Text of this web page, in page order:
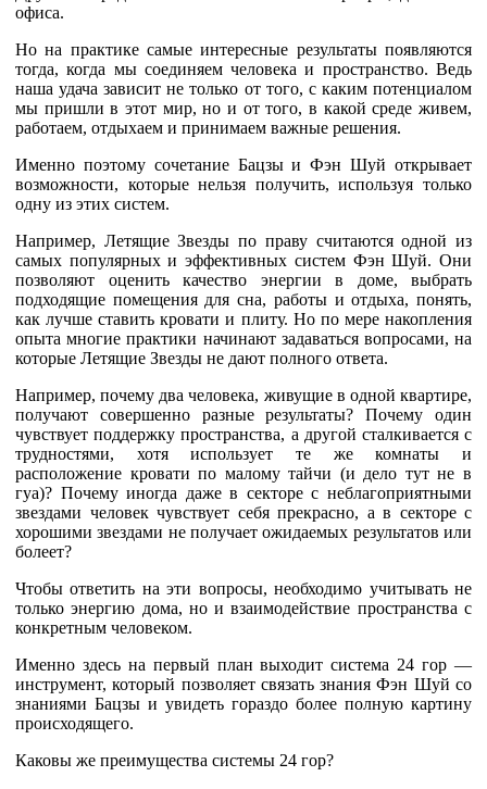
офиса.
Но на практике самые интересные результаты появляются
тогда, когда мы соединяем человека и пространство. Ведь
наша удача зависит не только от того, с каким потенциалом
мы пришли в этот мир, но и от того, в какой среде живем,
работаем, отдыхаем и принимаем важные решения.
Именно поэтому сочетание Бацзы и Фэн Шуй открывает
возможности, которые нельзя получить, используя только
одну из этих систем.
Например, Летящие Звезды по праву считаются одной из
самых популярных и эффективных систем Фэн Шуй. Они
позволяют оценить качество энергии в доме, выбрать
подходящие помещения для сна, работы и отдыха, понять,
как лучше ставить кровати и плиту. Но по мере накопления
опыта многие практики начинают задаваться вопросами, на
которые Летящие Звезды не дают полного ответа.
Например, почему два человека, живущие в одной квартире,
получают совершенно разные результаты? Почему один
чувствует поддержку пространства, а другой сталкивается с
трудностями, хотя использует те же комнаты и
расположение кровати по малому тайчи (и дело тут не в
гуа)? Почему иногда даже в секторе с неблагоприятными
звездами человек чувствует себя прекрасно, а в секторе с
хорошими звездами не получает ожидаемых результатов или
болеет?
Чтобы ответить на эти вопросы, необходимо учитывать не
только энергию дома, но и взаимодействие пространства с
конкретным человеком.
Именно здесь на первый план выходит система 24 гор —
инструмент, который позволяет связать знания Фэн Шуй со
знаниями Бацзы и увидеть гораздо более полную картину
происходящего.
Каковы же преимущества системы 24 гор?